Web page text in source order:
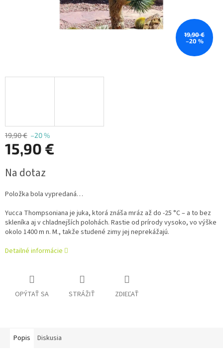
19,90 €
–20 %
19,90 € –20 %
15,90 €
cena:
Na dotaz
Položka bola vypredaná…
Yucca Thompsoniana je juka, ktorá znáša mráz až do -25 °C – a to bez
skleníka aj v chladnejších polohách. Rastie od prírody vysoko, vo výške
okolo 1400 m n. M., takže studené zimy jej neprekážajú.
Detailné informácie
OPÝTAŤ SA STRÁŽIŤ ZDIEĽAŤ
Popis Diskusia